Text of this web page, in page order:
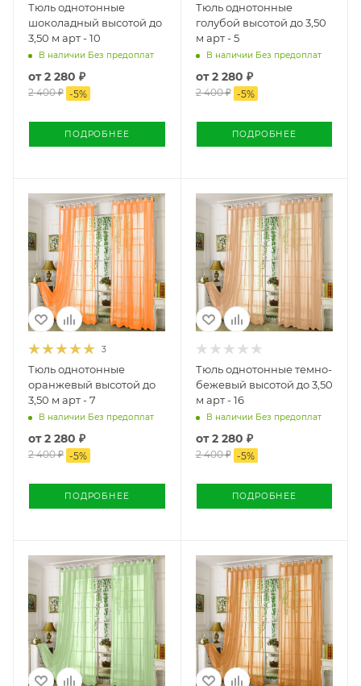
Тюль однотонные
шоколадный высотой до
3,50 м арт - 10
В наличии Без предоплат
от2 280 ₽
2 400 ₽ -5%
ПОДРОБНЕЕ
Тюль однотонные
голубой высотой до 3,50
м арт - 5
В наличии Без предоплат
от2 280 ₽
2 400 ₽ -5%
ПОДРОБНЕЕ
3
Тюль однотонные
оранжевый высотой до
3,50 м арт - 7
В наличии Без предоплат
от2 280 ₽
2 400 ₽ -5%
ПОДРОБНЕЕ
Тюль однотонные темно-
бежевый высотой до 3,50
м арт - 16
В наличии Без предоплат
от2 280 ₽
2 400 ₽ -5%
ПОДРОБНЕЕ